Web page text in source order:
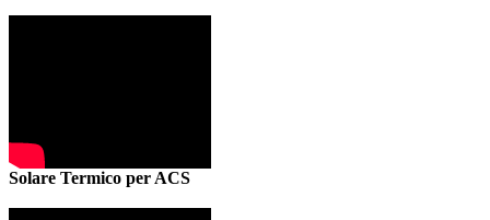
Solare Termico per ACS